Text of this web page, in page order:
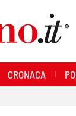
CRONACA